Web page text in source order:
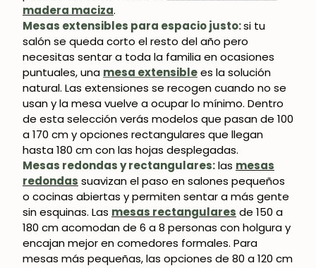
madera maciza.
Mesas extensibles para espacio justo:si tu
salón se queda corto el resto del año pero
necesitas sentar a toda la familia en ocasiones
puntuales, una mesa extensiblees la solución
natural. Las extensiones se recogen cuando no se
usan y la mesa vuelve a ocupar lo mínimo. Dentro
de esta selección verás modelos que pasan de 100
a 170 cm y opciones rectangulares que llegan
hasta 180 cm con las hojas desplegadas.
Mesas redondas y rectangulares:las mesas
redondas suavizan el paso en salones pequeños
o cocinas abiertas y permiten sentar a más gente
sin esquinas. Las mesas rectangulares de 150 a
180 cm acomodan de 6 a 8 personas con holgura y
encajan mejor en comedores formales. Para
mesas más pequeñas, las opciones de 80 a 120 cm